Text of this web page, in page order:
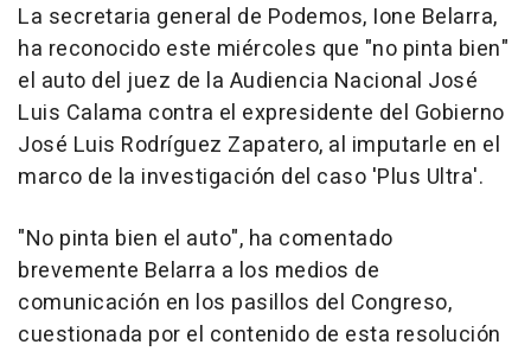
La secretaria general de Podemos, Ione Belarra,
ha reconocido este miércoles que "no pinta bien"
el auto del juez de la Audiencia Nacional José
Luis Calama contra el expresidente del Gobierno
José Luis Rodríguez Zapatero, al imputarle en el
marco de la investigación del caso 'Plus Ultra'.
"No pinta bien el auto", ha comentado
brevemente Belarra a los medios de
comunicación en los pasillos del Congreso,
cuestionada por el contenido de esta resolución